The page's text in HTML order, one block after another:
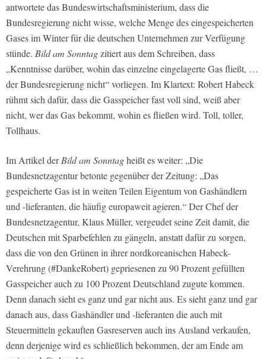
antwortete das Bundeswirtschaftsministerium, dass die
Bundesregierung nicht wisse, welche Menge des eingespeicherten
Gases im Winter für die deutschen Unternehmen zur Verfügung
stünde. Bild am Sonntagzitiert aus dem Schreiben, dass
„Kenntnisse darüber, wohin das einzelne eingelagerte Gas fließt, …
der Bundesregierung nicht“ vorliegen. Im Klartext: Robert Habeck
rühmt sich dafür, dass die Gasspeicher fast voll sind, weiß aber
nicht, wer das Gas bekommt, wohin es fließen wird. Toll, toller,
Tollhaus.
Im Artikel derBild am Sonntagheißt es weiter: „Die
Bundesnetzagentur betonte gegenüber der Zeitung: „Das
gespeicherte Gas ist in weiten Teilen Eigentum von Gashändlern
und -lieferanten, die häufig europaweit agieren.“ Der Chef der
Bundesnetzagentur, Klaus Müller, vergeudet seine Zeit damit, die
Deutschen mit Sparbefehlen zu gängeln, anstatt dafür zu sorgen,
dass die von den Grünen in ihrer nordkoreanischen Habeck-
Verehrung (#DankeRobert) gepriesenen zu 90 Prozent gefüllten
Gasspeicher auch zu 100 Prozent Deutschland zugute kommen.
Denn danach sieht es ganz und gar nicht aus. Es sieht ganz und gar
danach aus, dass Gashändler und -lieferanten die auch mit
Steuermitteln gekauften Gasreserven auch ins Ausland verkaufen,
denn derjenige wird es schließlich bekommen, der am Ende am